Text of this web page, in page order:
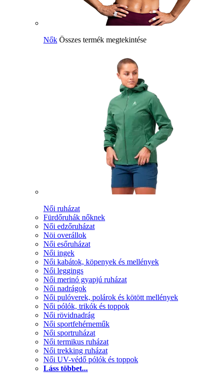
Nők Összes termék megtekintése
Női ruházat
Fürdőruhák nőknek
Női edzőruházat
Nöi overállok
Női esőruházat
Női ingek
Női kabátok, köpenyek és mellények
Női leggings
Női merinó gyapjú ruházat
Női nadrágok
Női pulóverek, polárok és kötött mellények
Női pólók, trikók és toppok
Női rövidnadrág
Női sportfehérneműk
Női sportruházat
Női termikus ruházat
Női trekking ruházat
Női UV-védő pólók és toppok
Láss többet...